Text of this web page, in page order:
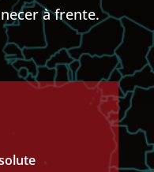
à frente.